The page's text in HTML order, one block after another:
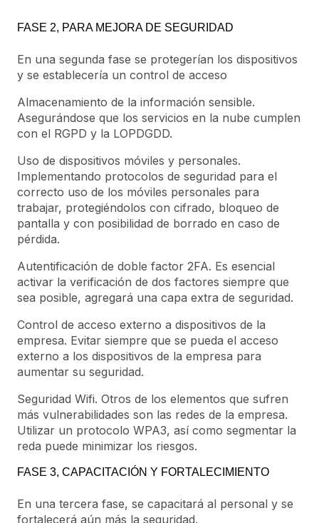
FASE 2, PARA MEJORA DE SEGURIDAD
En una segunda fase se protegerían los dispositivos
y se establecería un control de acceso
Almacenamiento de la información sensible.
Asegurándose que los servicios en la nube cumplen
con el RGPD y la LOPDGDD.
Uso de dispositivos móviles y personales.
Implementando protocolos de seguridad para el
correcto uso de los móviles personales para
trabajar, protegiéndolos con cifrado, bloqueo de
pantalla y con posibilidad de borrado en caso de
pérdida.
Autentificación de doble factor 2FA. Es esencial
activar la verificación de dos factores siempre que
sea posible, agregará una capa extra de seguridad.
Control de acceso externo a dispositivos de la
empresa. Evitar siempre que se pueda el acceso
externo a los dispositivos de la empresa para
aumentar su seguridad.
Seguridad Wifi. Otros de los elementos que sufren
más vulnerabilidades son las redes de la empresa.
Utilizar un protocolo WPA3, así como segmentar la
reda puede minimizar los riesgos.
FASE 3, CAPACITACIÓN Y FORTALECIMIENTO
En una tercera fase, se capacitará al personal y se
fortalecerá aún más la seguridad.